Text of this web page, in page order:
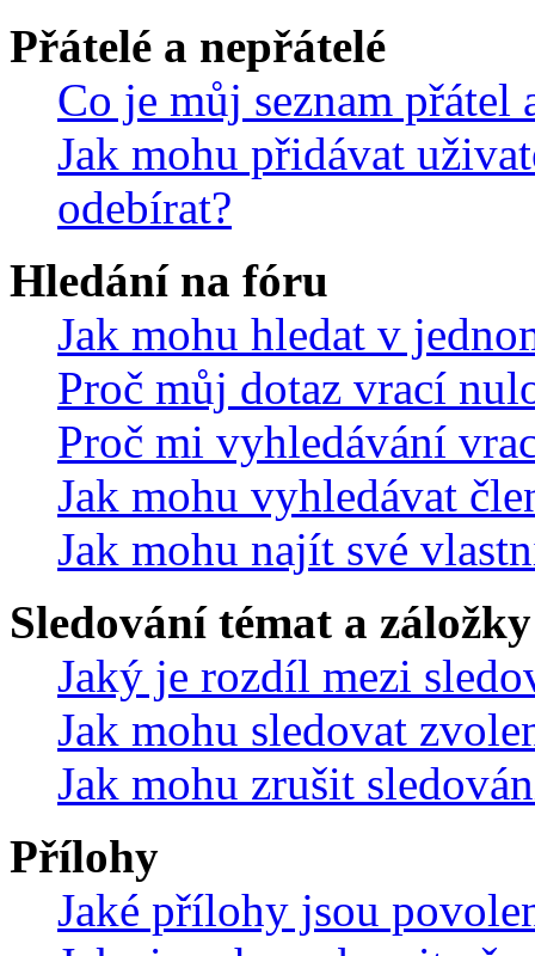
Přátelé a nepřátelé
Co je můj seznam přátel
Jak mohu přidávat
odebírat?
Hledání na fóru
Jak mohu hledat v
Proč můj dotaz vrací
Proč mi vyhledávání
Jak mohu vyhledávat
Jak mohu najít své
Sledování témat a záložky
Jaký je rozdíl mezi
Jak mohu sledovat
Jak mohu zrušit
Přílohy
Jaké přílohy jsou